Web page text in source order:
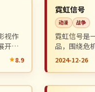
视作
开，
8.9
美国
霓虹信号
动漫 战争
霓虹信号是
品，围绕危
整体节奏紧
2024-12-26